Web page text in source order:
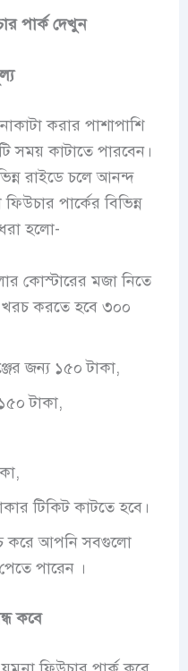
পার্ক দেখুন
করার পাশাপাশি
সময় কাটাতে পারবেন।
রাইডে চলে আনন্দ
পার্কের বিভিন্ন
হলো-
কোস্টারের মজা নিতে
করতে হবে ৩০০
জন্য ১৫০ টাকা,
টাকা,
টিকিট কাটতে হবে।
করে আপনি সবগুলো
পারেন ।
কবে